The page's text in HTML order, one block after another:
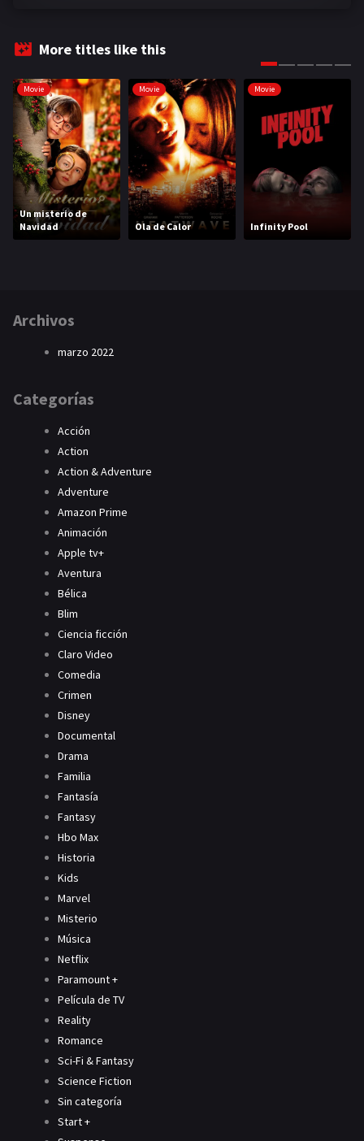
More titles like this
Movie
Un misterio de
Navidad
Movie
Ola de Calor
Movie
Infinity Pool
Archivos
marzo 2022
Categorías
Acción
Action
Action & Adventure
Adventure
Amazon Prime
Animación
Apple tv+
Aventura
Bélica
Blim
Ciencia ficción
Claro Video
Comedia
Crimen
Disney
Documental
Drama
Familia
Fantasía
Fantasy
Hbo Max
Historia
Kids
Marvel
Misterio
Música
Netflix
Paramount +
Película de TV
Reality
Romance
Sci-Fi & Fantasy
Science Fiction
Sin categoría
Start +